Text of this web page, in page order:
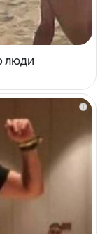
люди
i